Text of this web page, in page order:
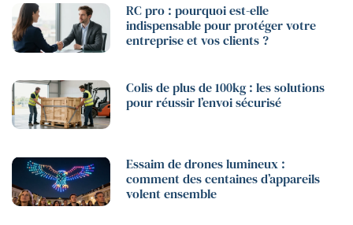
RC pro : pourquoi est-elle
indispensable pour protéger votre
entreprise et vos clients ?
Colis de plus de 100kg : les solutions
pour réussir l’envoi sécurisé
Essaim de drones lumineux :
comment des centaines d’appareils
volent ensemble